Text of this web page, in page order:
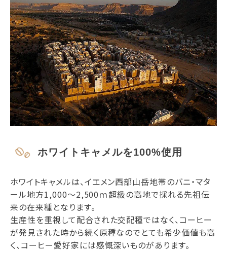
ホワイトキャメルを100%使用
ホワイトキャメルは、イエメン西部山岳地帯のバニ・マタ
ール地方1,000～2,500ｍ超級の高地で採れる先祖伝
来の在来種となります。
生産性を重視して配合された交配種ではなく、コーヒー
が発見された時から続く原種なのでとても希少価値も高
く、コーヒー愛好家には感慨深いものがあります。